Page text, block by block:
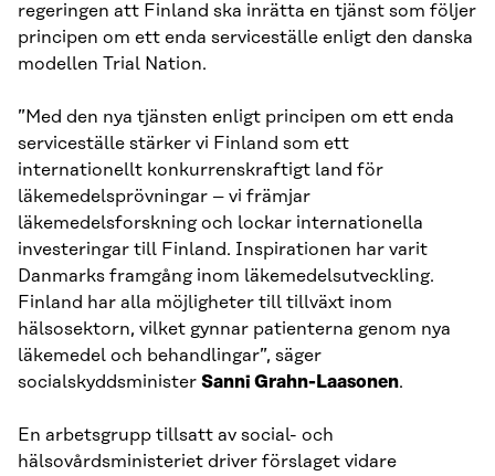
regeringen att Finland ska inrätta en tjänst som följer
principen om ett enda serviceställe enligt den danska
modellen Trial Nation.
”Med den nya tjänsten enligt principen om ett enda
serviceställe stärker vi Finland som ett
internationellt konkurrenskraftigt land för
läkemedelsprövningar – vi främjar
läkemedelsforskning och lockar internationella
investeringar till Finland. Inspirationen har varit
Danmarks framgång inom läkemedelsutveckling.
Finland har alla möjligheter till tillväxt inom
hälsosektorn, vilket gynnar patienterna genom nya
läkemedel och behandlingar”, säger
socialskyddsminister Sanni Grahn-Laasonen.
En arbetsgrupp tillsatt av social- och
hälsovårdsministeriet driver förslaget vidare